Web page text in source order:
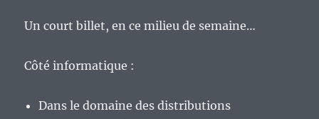
Un court billet, en ce milieu de semaine…
Côté informatique :
Dans le domaine des distributions